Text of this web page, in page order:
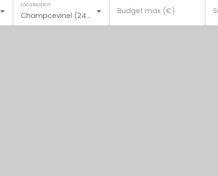
Champcevinel (24750)
Localisation
Budget max (€)